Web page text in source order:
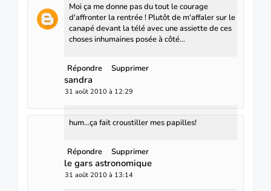
Moi ça me donne pas du tout le courage
d'affronter la rentrée ! Plutôt de m'affaler sur le
canapé devant la télé avec une assiette de ces
choses inhumaines posée à côté...
Répondre Supprimer
sandra
31 août 2010 à 12:29
hum...ça fait croustiller mes papilles!
Répondre Supprimer
le gars astronomique
31 août 2010 à 13:14